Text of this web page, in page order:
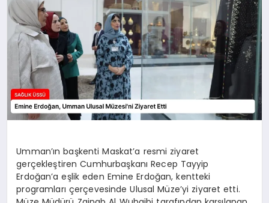
Umman’ın başkenti Maskat’a resmi ziyaret
gerçekleştiren Cumhurbaşkanı Recep Tayyip
Erdoğan’a eşlik eden Emine Erdoğan, kentteki
programları çerçevesinde Ulusal Müze’yi ziyaret etti.